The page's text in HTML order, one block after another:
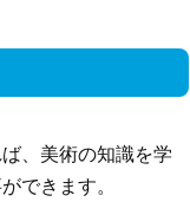
、美術の知識を学
できます。